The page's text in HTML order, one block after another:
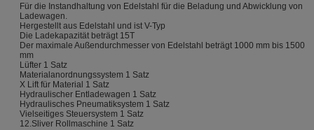
Für die Instandhaltung von Edelstahl für die Beladung und Abwicklung von
Ladewagen.
Hergestellt aus Edelstahl und ist V-Typ
Die Ladekapazität beträgt 15T
Der maximale Außendurchmesser von Edelstahl beträgt 1000 mm bis 1500
mm
Lüfter 1 Satz
Materialanordnungssystem 1 Satz
X Lift für Material 1 Satz
Hydraulischer Entladewagen 1 Satz
Hydraulisches Pneumatiksystem 1 Satz
Vielseitiges Steuersystem 1 Satz
12.Sliver Rollmaschine 1 Satz